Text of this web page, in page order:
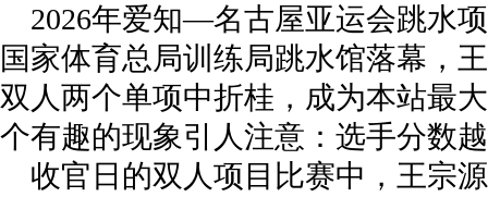
2026年爱知—名古屋亚运会跳水
国家体育总局训练局跳水馆落幕，
双人两个单项中折桂，成为本站最
个有趣的现象引人注意：选手分数
收官日的双人项目比赛中，王宗